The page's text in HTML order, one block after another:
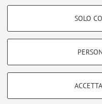
COOKIE DI
COOKIE TECNICI -
Si tratta di cookie tecnici
SOLO
Area riservata
Accedi tramiteloginper
Zamboni, 33 - 40126